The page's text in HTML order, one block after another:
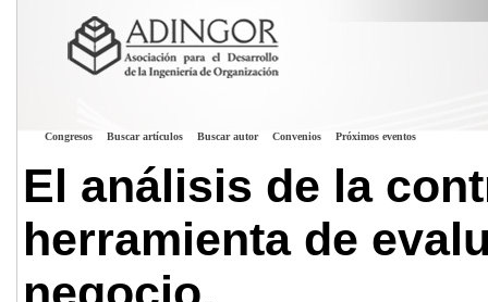
Congresos Buscar artículos Buscar autor Convenios Próximos eventos
El análisis de la
herramienta de